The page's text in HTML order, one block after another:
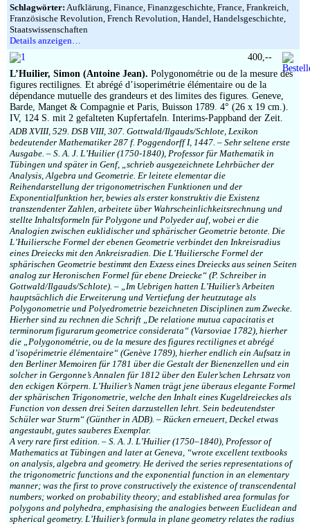
Schlagwörter: Aufklärung, Finance, Finanzgeschichte, France, Frankreich,
Französische Revolution, French Revolution, Handel, Handelsgeschichte,
Staatswissenschaften
Details anzeigen…
L’Huilier, Simon (Antoine Jean). Polygonométrie ou de la mesure des
figures rectilignes. Et abrégé d’isoperimétrie élémentaire ou de la
dépendance mutuelle des grandeurs et des limites des figures. Geneve,
Barde, Manget & Compagnie et Paris, Buisson 1789. 4° (26 x 19 cm.).
IV, 124 S. mit 2 gefalteten Kupfertafeln. Interims-Pappband der Zeit.
ADB XVIII, 529. DSB VIII, 307. Gottwald/Ilgauds/Schlote, Lexikon
bedeutender Mathematiker 287 f. Poggendorff I, 1447. – Sehr seltene erste
Ausgabe. – S. A. J. L’Huilier (1750-1840), Professor für Mathematik in
Tübingen und später in Genf, „schrieb ausgezeichnete Lehrbücher der
Analysis, Algebra und Geometrie. Er leitete elementar die
Reihendarstellung der trigonometrischen Funktionen und der
Exponentialfunktion her, bewies als erster konstruktiv die Existenz
transzendenter Zahlen, arbeitete über Wahrscheinlichkeitsrechnung und
stellte Inhaltsformeln für Polygone und Polyeder auf, wobei er die
Analogien zwischen euklidischer und sphärischer Geometrie betonte. Die
L’Huiliersche Formel der ebenen Geometrie verbindet den Inkreisradius
eines Dreiecks mit den Ankreisradien. Die L’Huiliersche Formel der
sphärischen Geometrie bestimmt den Exzess eines Dreiecks aus seinen Seiten
analog zur Heronischen Formel für ebene Dreiecke“ (P. Schreiber in
Gottwald/Ilgauds/Schlote). – „Im Uebrigen hatten L’Huilier’s Arbeiten
hauptsächlich die Erweiterung und Vertiefung der heutzutage als
Polygonometrie und Polyedrometrie bezeichneten Disciplinen zum Zwecke.
Hierher sind zu rechnen die Schrift „De relatione mutua capacitatis et
terminorum figurarum geometrice considerata“ (Varsoviae 1782), hierher
die „Polygonométrie, ou de la mesure des figures rectilignes et abrégé
d’isopérimetrie élémentaire“ (Genève 1789), hierher endlich ein Aufsatz in
den Berliner Memoiren für 1781 über die Gestalt der Bienenzellen und ein
solcher in Gergonne’s Annalen für 1812 über den Euler’schen Lehrsatz von
den eckigen Körpern. L’Huilier’s Namen trägt jene überaus elegante Formel
der sphärischen Trigonometrie, welche den Inhalt eines Kugeldreieckes als
Function von dessen drei Seiten darzustellen lehrt. Sein bedeutendster
Schüler war Sturm“ (Günther in ADB). – Rücken erneuert, Deckel etwas
angestaubt, gutes sauberes Exemplar.
A very rare first edition. – S. A. J. L’Huilier (1750–1840), Professor of
Mathematics at Tübingen and later at Geneva, “wrote excellent textbooks
on analysis, algebra and geometry. He derived the series representations of
the trigonometric functions and the exponential function in an elementary
manner; was the first to prove constructively the existence of transcendental
numbers; worked on probability theory; and established area formulas for
polygons and polyhedra, emphasising the analogies between Euclidean and
spherical geometry. L’Huilier’s formula in plane geometry relates the radius
400,--